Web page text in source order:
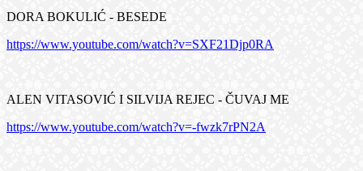
DORA BOKULIĆ - BESEDE
https://www.youtube.com/watch?v=SXF21Djp0RA
ALEN VITASOVIĆ I SILVIJA REJEC - ČUVAJ ME
https://www.youtube.com/watch?v=-fwzk7rPN2A